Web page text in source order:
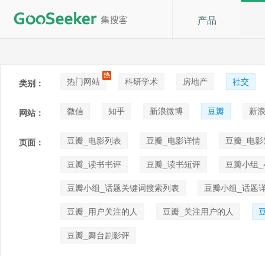
产品
类别： 热门网站 科研学术 房地产
社交
论坛贴吧
拍卖 音乐
网站： 微信 知乎 新浪微博 豆瓣
新
快手
喜马拉雅 小红书
页面： 豆瓣_电影列表 豆瓣_电影详情
豆瓣_电
豆瓣_读书书评
豆瓣_读书短评
豆瓣小组
豆瓣小组_话题关键词搜索列表
豆瓣小组_话题
豆瓣_用户关注的人
豆瓣_关注用户的人
豆瓣_舞台剧影评